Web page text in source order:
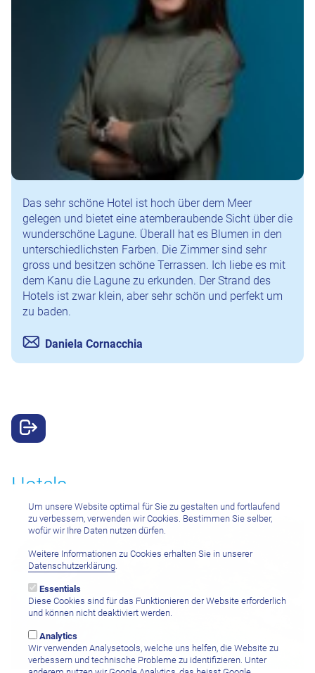
Das sehr schöne Hotel ist hoch über dem Meer
gelegen und bietet eine atemberaubende Sicht über die
wunderschöne Lagune. Überall hat es Blumen in den
unterschiedlichsten Farben. Die Zimmer sind sehr
gross und besitzen schöne Terrassen. Ich liebe es mit
dem Kanu die Lagune zu erkunden. Der Strand des
Hotels ist zwar klein, aber sehr schön und perfekt um
zu baden.
Daniela Cornacchia
Hotels
Um unsere Website optimal für Sie zu gestalten und fortlaufend
zu verbessern, verwenden wir Cookies. Bestimmen Sie selber,
wofür wir Ihre Daten nutzen dürfen.
Weitere Informationen zu Cookies erhalten Sie in unserer
Datenschutzerklärung
Essentials
Diese Cookies sind für das Funktionieren der Website erforderlich
und können nicht deaktiviert werden.
Analytics
Wir verwenden Analysetools, welche uns helfen, die Website zu
verbessern und technische Probleme zu identifizieren. Unter